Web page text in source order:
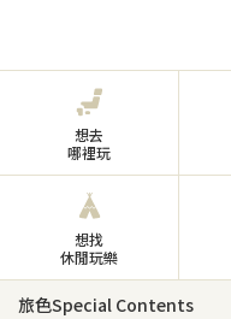
想去
哪裡玩
想找
休閒玩樂
旅色Special Contents